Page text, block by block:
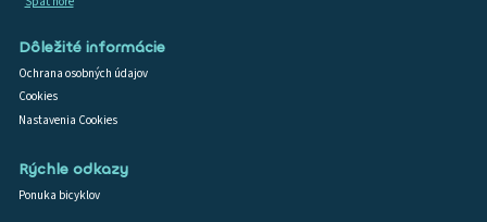
Dôležité informácie
Ochrana osobných údajov
Cookies
Nastavenia Cookies
Rýchle odkazy
Ponuka bicyklov